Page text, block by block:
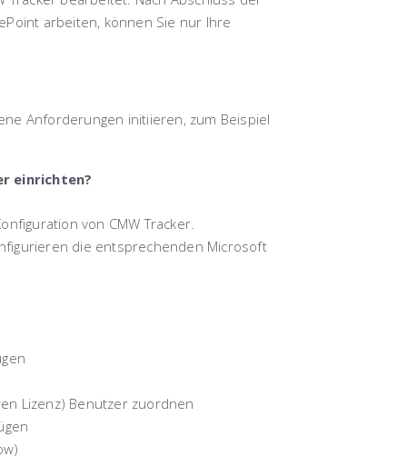
arbeiten, können Sie nur Ihre
Anforderungen initiieren, zum Beispiel
einrichten?
von CMW Tracker.
die entsprechenden Microsoft
Lizenz) Benutzer zuordnen